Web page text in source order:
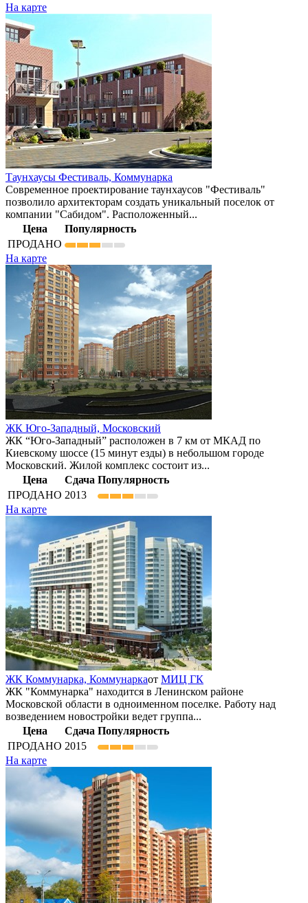
На карте
Таунхаусы Фестиваль, Коммунарка
Современное проектирование таунхаусов "Фестиваль"
позволило архитекторам создать уникальный поселок от
компании "Сабидом". Расположенный...
Цена
Популярность
ПРОДАНО
На карте
ЖК Юго-Западный, Московский
ЖК “Юго-Западный” расположен в 7 км от МКАД по
Киевскому шоссе (15 минут езды) в небольшом городе
Московский. Жилой комплекс состоит из...
Цена
Сдача Популярность
ПРОДАНО 2013
На карте
ЖК Коммунарка, Коммунаркаот МИЦ ГК
ЖК "Коммунарка" находится в Ленинском районе
Московской области в одноименном поселке. Работу над
возведением новостройки ведет группа...
Цена
Сдача Популярность
ПРОДАНО 2015
На карте